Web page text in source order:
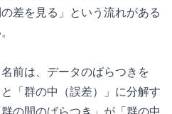
差を見る」という流れがある
前は、データのばらつきを
「群の中（誤差）」に分解す
の間のばらつき」が「群の中